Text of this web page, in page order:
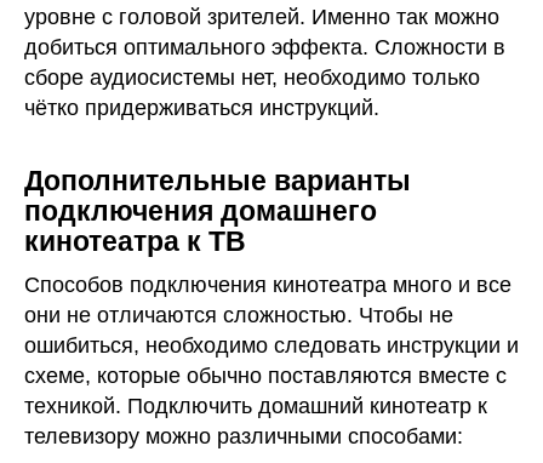
уровне с головой зрителей. Именно так можно
добиться оптимального эффекта. Сложности в
сборе аудиосистемы нет, необходимо только
чётко придерживаться инструкций.
Дополнительные варианты
подключения домашнего
кинотеатра к ТВ
Способов подключения кинотеатра много и все
они не отличаются сложностью. Чтобы не
ошибиться, необходимо следовать инструкции и
схеме, которые обычно поставляются вместе с
техникой. Подключить домашний кинотеатр к
телевизору можно различными способами: